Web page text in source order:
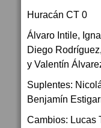
Huracán CT 0
Álvaro Intile,
Diego
y Valentín
Suplentes:
Benjamín
Cambios: Lucas